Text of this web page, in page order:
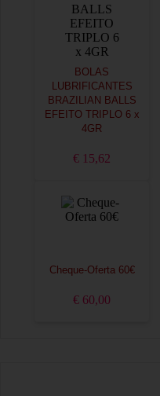
BOLAS
LUBRIFICANTES
BRAZILIAN BALLS
EFEITO TRIPLO 6 x
4GR
€ 15,62
Cheque-Oferta 60€
€ 60,00